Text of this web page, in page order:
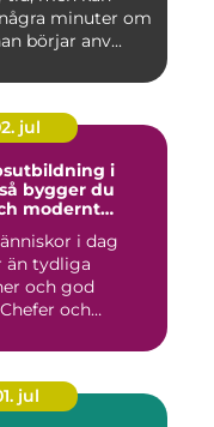
minuter om
börjar anv...
jul
i
modernt
i dag
än tydliga
och god
och
jul